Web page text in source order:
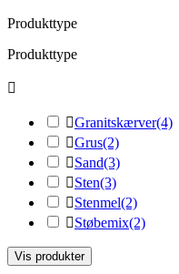
Produkttype
Produkttype

Granitskærver(4)
Grus(2)
Sand(3)
Sten(3)
Stenmel(2)
Støbemix(2)
Vis produkter